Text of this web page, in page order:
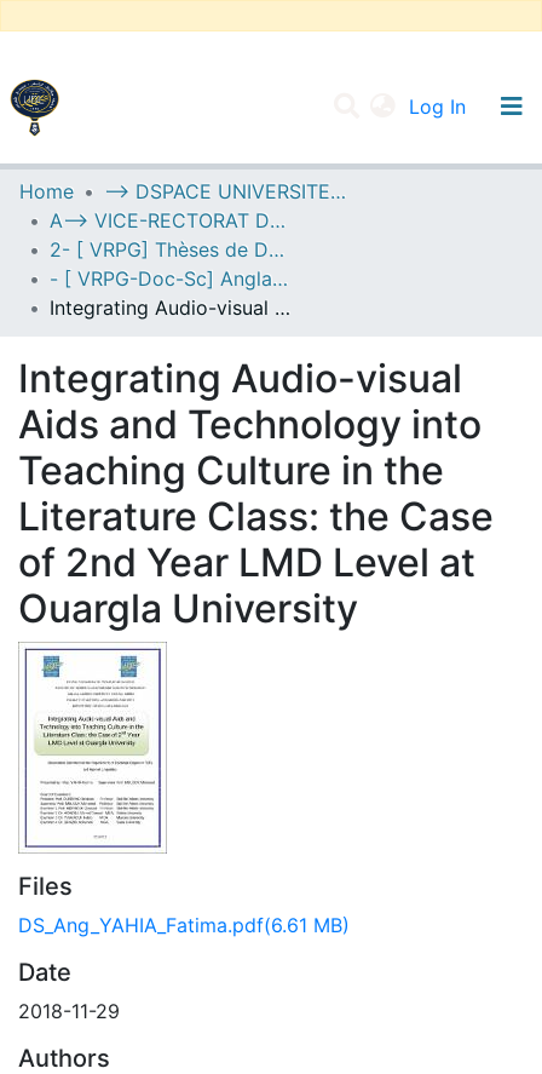
Log In
UNIVERSITY OF D.L SIDI BEL ABBES
Communities & Collections
All of DSpace
Statistics
Home
--> DSPACE UNIVERSITE DJILALLI LIABES DE SIDI BEL ABBES
A--> VICE-RECTORAT DE LA POST-GRADUATION
2- [ VRPG] Thèses de Doctorat en Sciences
- [ VRPG-Doc-Sc] Anglais --- إنجليزية
Integrating Audio-visual Aids and Technology into Teaching Culture in the Literature Class: the Case of 2nd Year LMD Level at Ouargla University
Integrating Audio-visual
Aids and Technology into
Teaching Culture in the
Literature Class: the Case
of 2nd Year LMD Level at
Ouargla University
Files
DS_Ang_YAHIA_Fatima.pdf(6.61 MB)
Date
2018-11-29
Authors